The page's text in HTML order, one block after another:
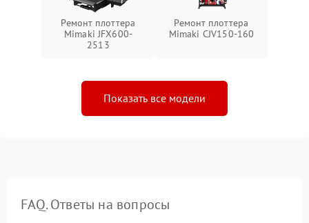
Ремонт плоттера
Mimaki JFX600-
2513
Ремонт плоттера
Mimaki СJV150-160
Показать все модели
FAQ. Ответы на вопросы